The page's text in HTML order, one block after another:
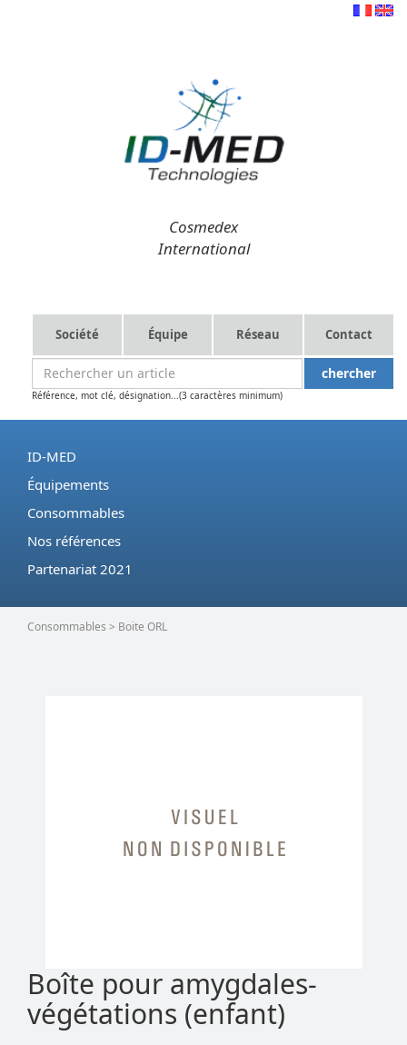
Cosmedex
International
Société Équipe Réseau Contact
Référence, mot clé, désignation...(3 caractères minimum)
ID-MED
Équipements
Consommables
Nos références
Partenariat 2021
Consommables > Boite ORL
Boîte pour amygdales-
végétations (enfant)